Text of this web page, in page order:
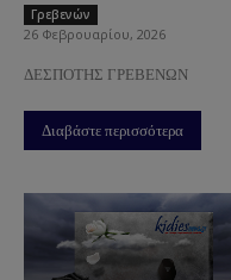
Γρεβενών
26 Φεβρουαρίου, 2026
ΔΕΣΠΟΤΗΣ ΓΡΕΒΕΝΩΝ
Διαβάστε περισσότερα